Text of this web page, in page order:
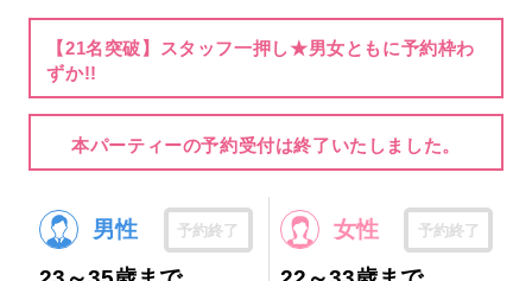
【21名突破】スタッフ一押し★男女ともに予約枠わ
ずか!!
本パーティーの予約受付は終了いたしました。
男性 予約終了 女性 予約終了